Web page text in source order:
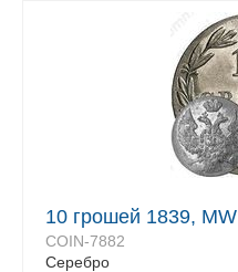
10 грошей 1839, MW
COIN-7882
Серебро